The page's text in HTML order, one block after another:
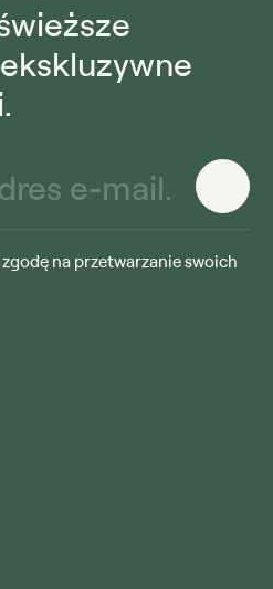
na przetwarzanie swoich